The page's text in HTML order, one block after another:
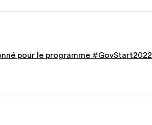
pour le programme #GovStart2022